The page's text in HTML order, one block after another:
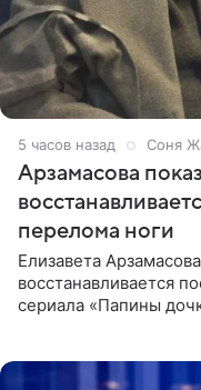
5 часов назад Соня
Арзамасова
перелома ноги
Елизавета
восстанавливается
сериала «Папины